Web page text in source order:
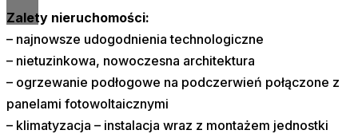
Zalety nieruchomości:
– najnowsze udogodnienia technologiczne
– nietuzinkowa, nowoczesna architektura
– ogrzewanie podłogowe na podczerwień połączone z
panelami fotowoltaicznymi
– klimatyzacja – instalacja wraz z montażem jednostki